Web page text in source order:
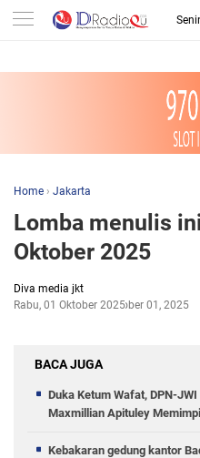
-->
Home › Jakarta
Lomba menulis
Oktober 2025
Diva media jkt
Rabu, 01 Oktober 2025Oktober 01, 2025
BACA JUGA
Duka Ketum Wafat, DPN-
Maxmillian Apituley
Kebakaran gedung kantor